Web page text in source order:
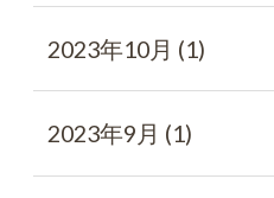
2023年10月 (1)
2023年9月 (1)